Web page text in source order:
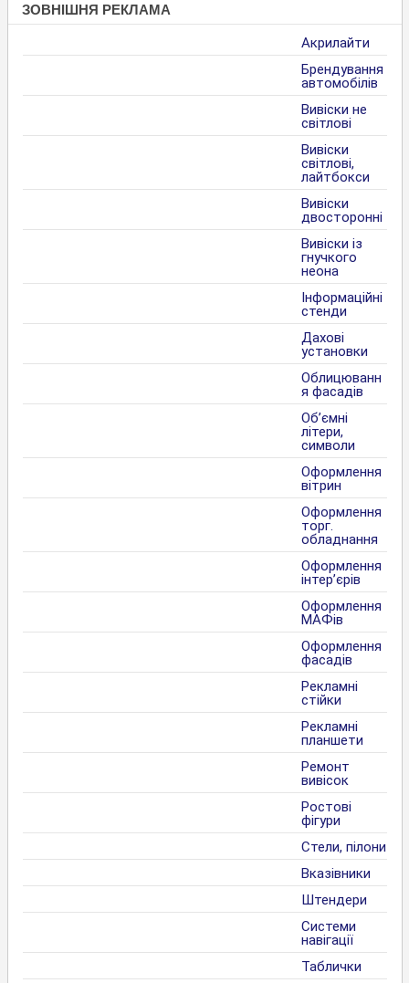
ЗОВНІШНЯ РЕКЛАМА
Акрилайти
Брендування
автомобілів
Вивіски не
світлові
Вивіски
світлові,
лайтбокси
Вивіски
двосторонні
Вивіски із
гнучкого
неона
Інформаційні
стенди
Дахові
установки
Облицюванн
я фасадів
Об’ємні
літери,
символи
Оформлення
вітрин
Оформлення
торг.
обладнання
Оформлення
інтер’єрів
Оформлення
МАФів
Оформлення
фасадів
Рекламні
стійки
Рекламні
планшети
Ремонт
вивісок
Ростові
фігури
Стели, пілони
Вказівники
Штендери
Системи
навігації
Таблички